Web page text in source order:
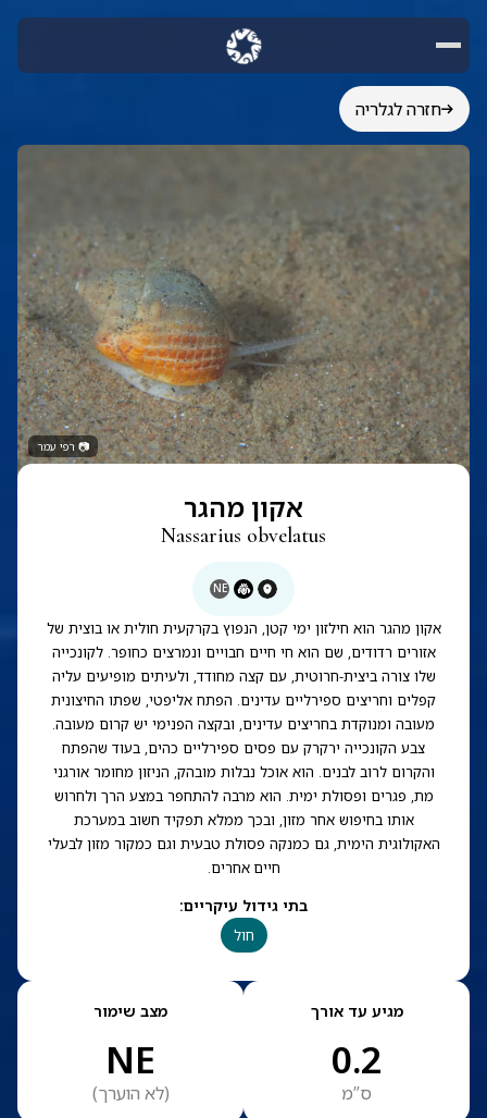
חזרה לגלריה
📷 רפי עמר
אקון מהגר
Nassarius obvelatus
NE
אקון מהגר הוא חילזון ימי קטן, הנפוץ בקרקעית חולית או בוצית של
אזורים רדודים, שם הוא חי חיים חבויים ונמרצים כחופר. לקונכייה
שלו צורה ביצית-חרוטית, עם קצה מחודד, ולעיתים מופיעים עליה
קפלים וחריצים ספירליים עדינים. הפתח אליפטי, שפתו החיצונית
מעובה ומנוקדת בחריצים עדינים, ובקצה הפנימי יש קרום מעובה.
צבע הקונכייה ירקרק עם פסים ספירליים כהים, בעוד שהפתח
והקרום לרוב לבנים. הוא אוכל נבלות מובהק, הניזון מחומר אורגני
מת, פגרים ופסולת ימית. הוא מרבה להתחפר במצע הרך ולחרוש
אותו בחיפוש אחר מזון, ובכך ממלא תפקיד חשוב במערכת
האקולוגית הימית, גם כמנקה פסולת טבעית וגם כמקור מזון לבעלי
חיים אחרים.
בתי גידול עיקריים:
חול
מגיע עד אורך
0.2
ס”מ
מצב שימור
NE
(לא הוערך)